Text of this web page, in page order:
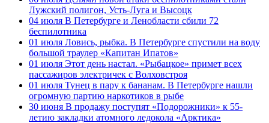
Лужский полигон, Усть-Луга и Высоцк
04 июля В Петербурге и Ленобласти сбили 72
беспилотника
01 июля Ловись, рыбка. В Петербурге спустили на воду
большой траулер «Капитан Ипатов»
01 июля Этот день настал. «Рыбацкое» примет всех
пассажиров электричек с Волховстроя
01 июля Тунец в пару к бананам. В Петербурге нашли
огромную партию наркотиков в рыбе
30 июня В продажу поступят «Подорожники» к 55-
летию закладки атомного ледокола «Арктика»